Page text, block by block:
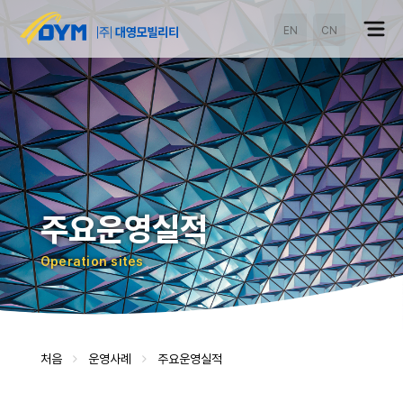
EN CN
처음 운영사례 주요운영실적
주요운영실적
Operation sites